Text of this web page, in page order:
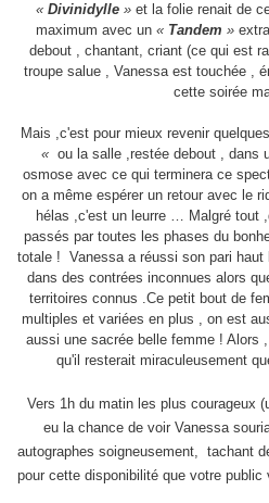
« Divinidylle » et la folie renait de
maximum avec un « Tandem »
debout , chantant, criant (ce qui est
troupe salue , Vanessa est touchée ,
cette soirée
Mais ,c'est pour mieux revenir
« ou la salle ,restée debout , dans
osmose avec ce qui terminera ce
on a même espérer un retour avec le
hélas ,c'est un leurre … Malgré tout
passés par toutes les phases du
totale ! Vanessa a réussi son pari
dans des contrées inconnues alors
territoires connus .Ce petit bout de
multiples et variées en plus , on est
aussi une sacrée belle femme ! Alors
qu'il resterait miraculeusement
Vers 1h du matin les plus courageux
eu la chance de voir Vanessa
autographes soigneusement, tachant
pour cette disponibilité que votre